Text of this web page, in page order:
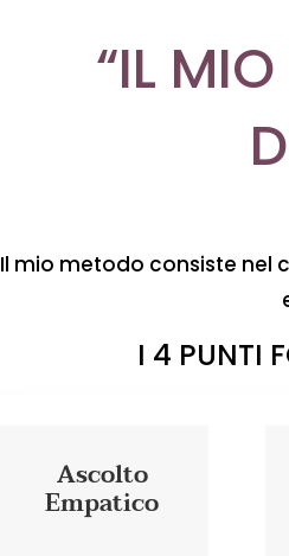
“IL
Il mio metodo consiste nel
I 4 PUNTI
Ascolto
Empatico